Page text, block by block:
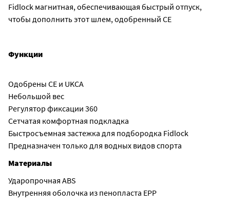
Fidlock магнитная, обеспечивающая быстрый отпуск,
чтобы дополнить этот шлем, одобренный CE
Функции
Одобрены CE и UKCA
Небольшой вес
Регулятор фиксации 360
Сетчатая комфортная подкладка
Быстросъемная застежка для подбородка Fidlock
Предназначен только для водных видов спорта
Материалы
Ударопрочная ABS
Внутренняя оболочка из пенопласта EPP